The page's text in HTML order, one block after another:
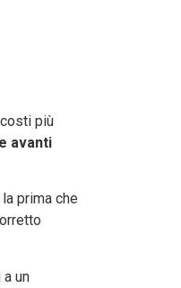
più
avanti
prima che
un